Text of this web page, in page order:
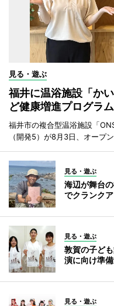
見る・遊ぶ
福井に温浴施設「か
ど健康増進プログラ
福井市の複合型温浴施設「
（開発5）が8月3日、オープン
見る・遊ぶ
海辺が舞台
でクランク
見る・遊ぶ
敦賀の子ど
演に向け準
見る・遊ぶ